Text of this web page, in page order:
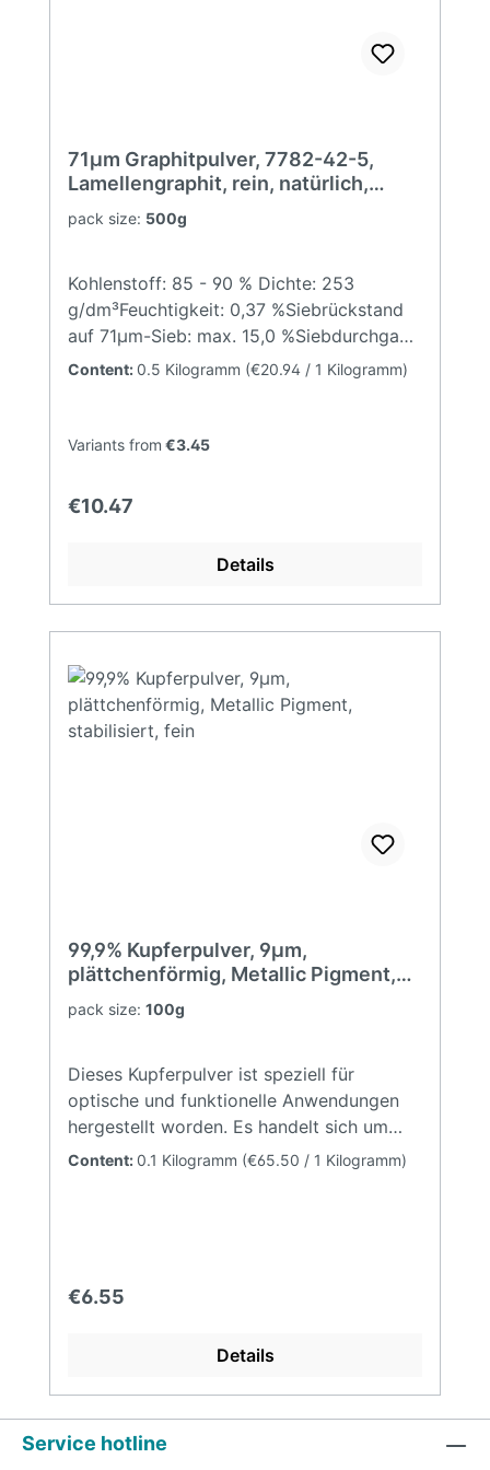
71µm Graphitpulver, 7782-42-5,
Lamellengraphit, rein, natürlich,
anthrazit, feines Pulver
pack size: 500g
Kohlenstoff: 85 - 90 % Dichte: 253
g/dm³Feuchtigkeit: 0,37 %Siebrückstand
auf 71µm-Sieb: max. 15,0 %Siebdurchgang
71µm-Sieb: min. 85,0 % Typische
Molybdändisulfid) Leifähige Lacke und
Aufladung Metallurgie Flammschutzmittel
Content: 0.5 Kilogramm (€20.94 / 1 Kilogramm)
Variants from €3.45
Regular price:
€10.47
Details
99,9% Kupferpulver, 9µm,
plättchenförmig, Metallic Pigment,
stabilisiert, fein
pack size: 100g
Dieses Kupferpulver ist speziell für
optische und funktionelle Anwendungen
hergestellt worden. Es handelt sich um
reines Kupfer, welches mit 1,5 % Ölsäure
Bezug sollte bei der Fertigung von
Masterbatches darauf geachtet werden,
Scherkräften und Verweildauern bei hohen
Faktoren könnten sonst das optische
Endergebnis negativ
Content: 0.1 Kilogramm (€65.50 / 1 Kilogramm)
Regular price:
€6.55
Details
Service hotline